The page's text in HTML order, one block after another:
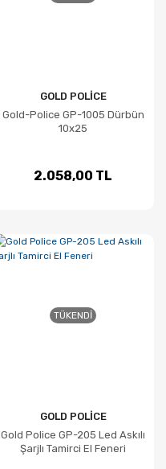
GOLD POLİCE
Gold-Police GP-1005 Dürbün
10x25
2.058,00 TL
TÜKENDI
GOLD POLİCE
Gold Police GP-205 Led Askılı
Şarjlı Tamirci El Feneri